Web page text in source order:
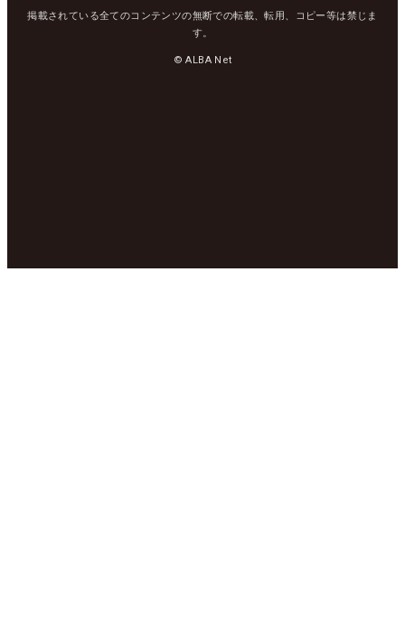
掲載されている全てのコンテンツの無断での転載、転用、コピー等は禁じま
す。
© ALBA Net